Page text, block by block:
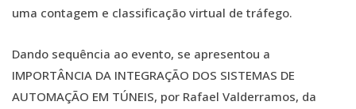
uma contagem e classificação virtual de tráfego.
Dando sequência ao evento, se apresentou a
IMPORTÂNCIA DA INTEGRAÇÃO DOS SISTEMAS DE
AUTOMAÇÃO EM TÚNEIS, por Rafael Valderramos, da